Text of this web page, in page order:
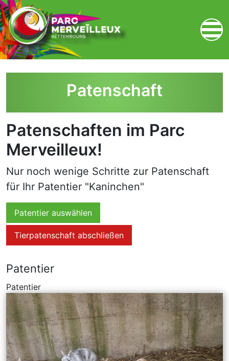
zum Inhalt
Patenschaft
Patenschaften im Parc
Merveilleux!
Nur noch wenige Schritte zur Patenschaft
für Ihr Patentier "Kaninchen"
Patentier auswählen
Tierpatenschaft abschließen
Patentier
Patentier